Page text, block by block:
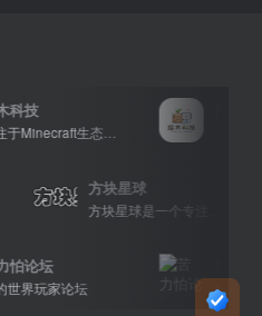
专注于Minecraft生态建设
拾木科技
方块星球
坛
玩家论坛 我的世界玩